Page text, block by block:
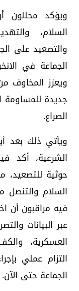
ويؤكد محللون
السلام،
والتصعيد على
الجماعة في
ويعزز المخاوف
جديدة للمساومة
الصراع.
ويأتي ذلك بعد
الشرعية، أكد
حوثية للتصعيد،
السلام والتنصل
فيه مراقبون أن
عبر البيانات
العسكرية،
التزام عملي
الجماعة حتى الآن.